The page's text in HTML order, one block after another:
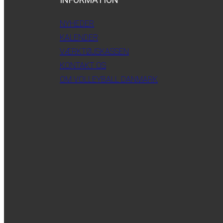
NYHEDER
KALENDER
VÆRKTØJSKASSEN
KONTAKT OS
OM VOLLEYBALL DANMARK